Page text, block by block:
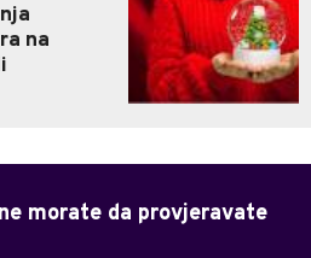
na
morate da provjeravate